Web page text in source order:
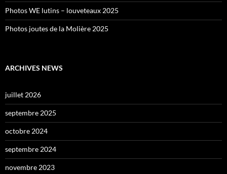
Photos WE lutins – louveteaux 2025
Photos joutes de la Molière 2025
ARCHIVES NEWS
juillet 2026
septembre 2025
octobre 2024
septembre 2024
novembre 2023